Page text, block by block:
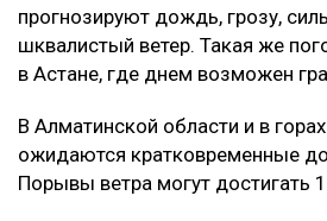
прогнозируют дождь, грозу,
шквалистый ветер. Такая же
в Астане, где днем возможен
В Алматинской области и в
ожидаются кратковременные
Порывы ветра могут достигать